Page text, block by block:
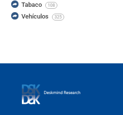
Tabaco 108
Vehículos 325